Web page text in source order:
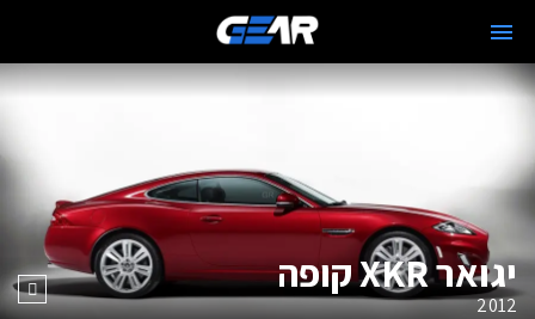
יגואר XKR קופה
2012